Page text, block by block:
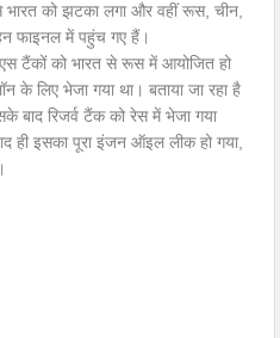
को झटका लगा और वहीं रूस, चीन,
फाइनल में पहुंच गए हैं।
टैंकों को भारत से रूस में आयोजित हो
के लिए भेजा गया था। बताया जा रहा है
रिजर्व टैंक को रेस में भेजा गया
ही इसका पूरा इंजन ऑइल लीक हो गया,